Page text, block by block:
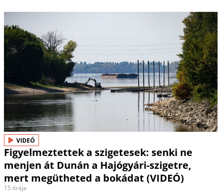
VIDEÓ
Figyelmeztettek a szigetesek: senki ne
menjen át Dunán a Hajógyári-szigetre,
mert megütheted a bokádat (VIDEÓ)
15 órája